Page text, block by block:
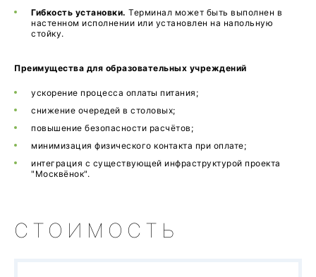
Гибкость установки. Терминал может быть выполнен в
настенном исполнении или установлен на напольную
стойку.
Преимущества для образовательных учреждений
ускорение процесса оплаты питания;
снижение очередей в столовых;
повышение безопасности расчётов;
минимизация физического контакта при оплате;
интеграция с существующей инфраструктурой проекта
"Москвёнок".
СТОИМОСТЬ